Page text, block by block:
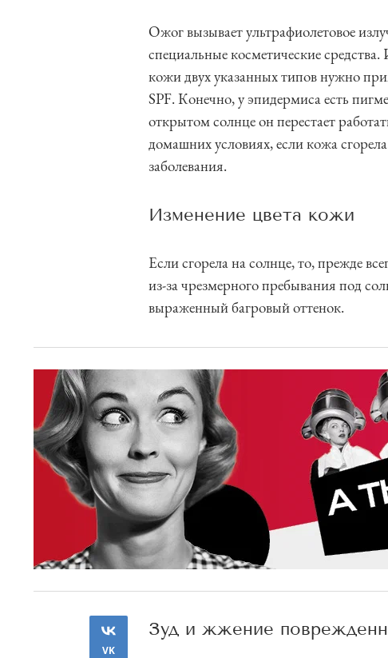
Ожог вызывает ультрафиолетовое
специальные косметические
кожи двух указанных типов нужно
SPF. Конечно, у эпидермиса есть
открытом солнце он перестает
домашних условиях, если кожа
заболевания.
Изменение цвета кожи
Если сгорела на солнце, то, прежде
из-за чрезмерного пребывания под
выраженный багровый оттенок.
VK
Зуд и жжение